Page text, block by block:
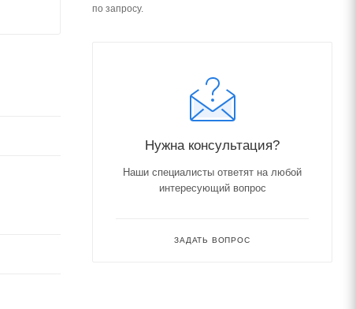
по запросу.
Нужна консультация?
Наши специалисты ответят на любой
интересующий вопрос
ЗАДАТЬ ВОПРОС